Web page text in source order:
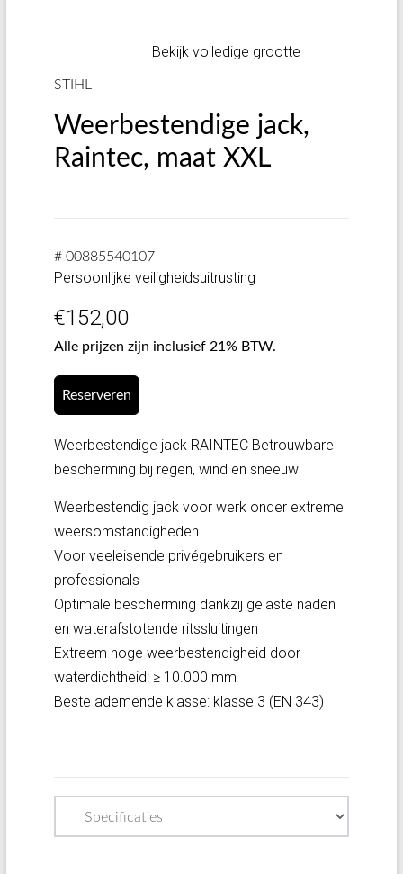
Bekijk volledige grootte
STIHL
Weerbestendige jack,
Raintec, maat XXL
# 00885540107
Persoonlijke veiligheidsuitrusting
€152,00
Alle prijzen zijn inclusief 21% BTW.
Reserveren
Weerbestendige jack RAINTEC Betrouwbare
bescherming bij regen, wind en sneeuw
Weerbestendig jack voor werk onder extreme
weersomstandigheden
Voor veeleisende privégebruikers en
professionals
Optimale bescherming dankzij gelaste naden
en waterafstotende ritssluitingen
Extreem hoge weerbestendigheid door
waterdichtheid: ≥ 10.000 mm
Beste ademende klasse: klasse 3 (EN 343)